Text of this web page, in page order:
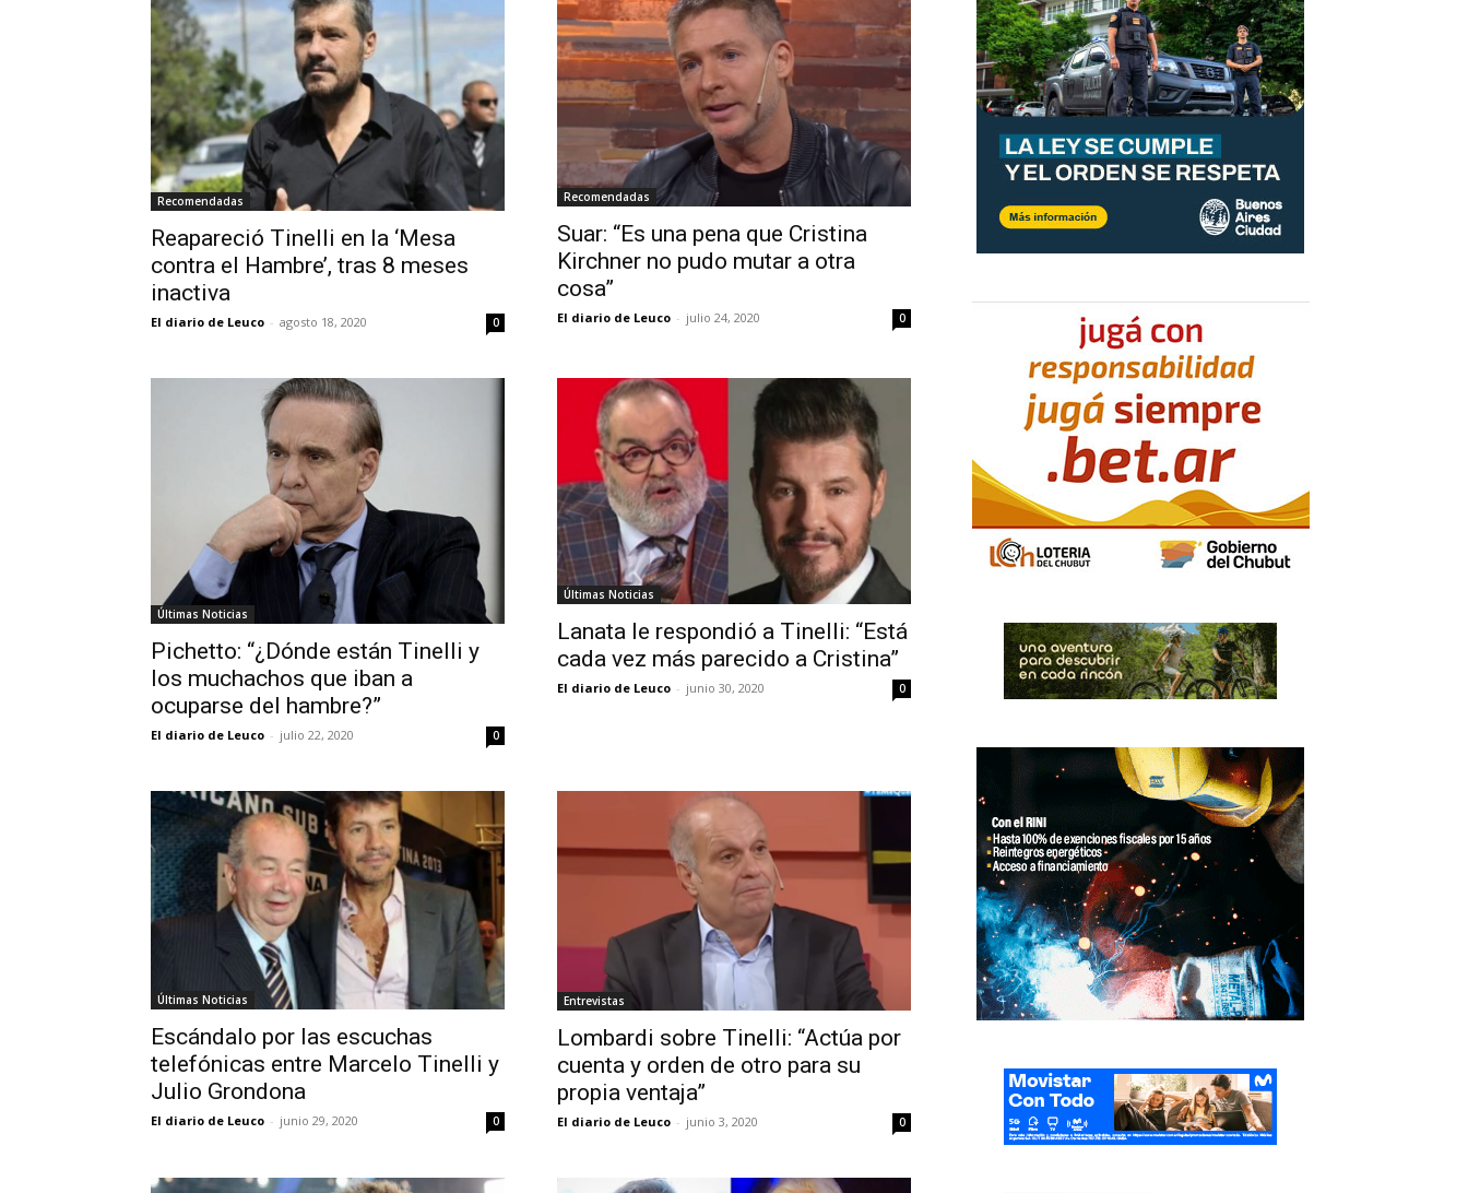
Recomendadas
Reapareció Tinelli en la ‘Mesa
contra el Hambre’, tras 8 meses
inactiva
El diario de Leuco - agosto 18, 2020 0
Recomendadas
Suar: “Es una pena que Cristina
Kirchner no pudo mutar a otra
cosa”
El diario de Leuco - julio 24, 2020 0
Últimas Noticias
Pichetto: “¿Dónde están Tinelli y
los muchachos que iban a
ocuparse del hambre?”
El diario de Leuco - julio 22, 2020 0
Últimas Noticias
Lanata le respondió a Tinelli: “Está
cada vez más parecido a Cristina”
El diario de Leuco - junio 30, 2020 0
Últimas Noticias
Escándalo por las escuchas
telefónicas entre Marcelo Tinelli y
Julio Grondona
El diario de Leuco - junio 29, 2020 0
Entrevistas
Lombardi sobre Tinelli: “Actúa por
cuenta y orden de otro para su
propia ventaja”
El diario de Leuco - junio 3, 2020 0